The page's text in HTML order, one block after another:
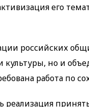
его
российских
но и
работа по